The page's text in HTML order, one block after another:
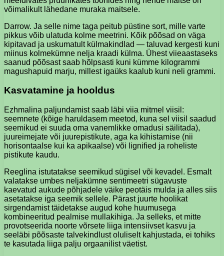
võimalikult lähedane muraka maitsele.
Darrow. Ja selle nime taga peitub püstine sort, mille varte
pikkus võib ulatuda kolme meetrini. Kõik põõsad on väga
kipitavad ja uskumatult külmakindlad — taluvad kergesti kuni
miinus kolmekümne nelja kraadi külma. Ühest viieaastaseks
saanud põõsast saab hõlpsasti kuni kümme kilogrammi
magushapuid marju, millest igaüks kaalub kuni neli grammi.
Kasvatamine ja hooldus
Ezhmalina paljundamist saab läbi viia mitmel viisil:
seemnete (kõige haruldasem meetod, kuna sel viisil saadud
seemikud ei suuda oma vanemlikke omadusi säilitada),
juureimejate või juurepistikute, aga ka kihistamise (nii
horisontaalse kui ka apikaalse) või lignified ja roheliste
pistikute kaudu.
Reeglina istutatakse seemikud sügisel või kevadel. Esmalt
valatakse umbes neljakümne sentimeetri sügavuste
kaevatud aukude põhjadele väike peotäis mulda ja alles siis
asetatakse iga seemik sellele. Pärast juurte hoolikat
sirgendamist täidetakse augud kohe huumusega
kombineeritud pealmise mullakihiga. Ja selleks, et mitte
provotseerida noorte võrsete liiga intensiivset kasvu ja
seeläbi põõsaste talvekindlust oluliselt kahjustada, ei tohiks
te kasutada liiga palju orgaanilist väetist.